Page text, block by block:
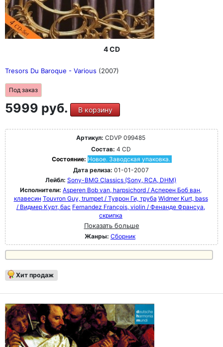
4 CD
Tresors Du Baroque - Various (2007)
Под заказ
5999 руб. В корзину
Артикул: CDVP 099485
Состав: 4 CD
Состояние: Новое. Заводская упаковка.
Дата релиза: 01-01-2007
Лейбл: Sony-BMG Classics (Sony, RCA, DHM)
Исполнители: Asperen Bob van, harpsichord / Асперен Боб ван,
клавесин Touvron Guy, trumpet / Туврон Ги, труба Widmer Kurt, bass
/ Видмер Курт, бас Fernandez François, violin / Фенанде Франсуа,
скрипка
Показать больше
Жанры: Сборник
Хит продаж